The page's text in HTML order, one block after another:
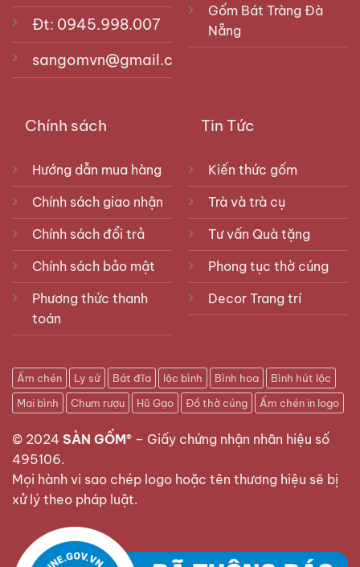
Đt: 0945.998.007
sangomvn@gmail.com
Gốm Bát Tràng Đà
Nẵng
Chính sách
Hướng dẫn mua hàng
Chính sách giao nhận
Chính sách đổi trả
Chính sách bảo mật
Phương thức thanh
toán
Tin Tức
Kiến thức gốm
Trà và trà cụ
Tư vấn Quà tặng
Phong tục thờ cúng
Decor Trang trí
Ấm chén Ly sứ Bát đĩa lộc bình Bình hoa
Bình hút lộc
Mai bình
Chum rượu Hũ Gạo Đồ thờ cúng Ấm chén in logo
© 2024 SÀN GỐM® – Giấy chứng nhận nhãn hiệu số
495106.
Mọi hành vi sao chép logo hoặc tên thương hiệu sẽ bị
xử lý theo pháp luật.